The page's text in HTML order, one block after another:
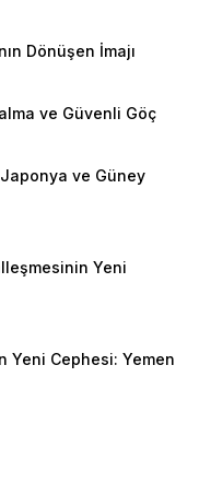
Dönüşen İmajı
ve Güvenli Göç
ve Güney
Yeni
Yeni Cephesi: Yemen